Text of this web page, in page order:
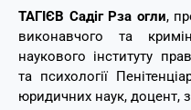
ТАГІЄВ Садіг Рза огли,
виконавчого та
наукового інституту
та психології
юридичних наук, доцент,